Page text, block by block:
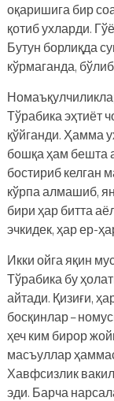
оқаришига бир
қотиб ухларди.
Бутун борлиқда
кўрмаганда,
Тўрабика эҳтиёт
қўйганди. Ҳамма
бошқа ҳам бешта
бостириб келган
кўрпа алмашиб,
бири ҳар битта
эчкидек, ҳар ер-
Икки ойга яқин
Тўрабика бу
айтади. Қизиғи,
босқинлар –
ҳеч ким бирор
масъуллар
Хавфсизлик
эди. Барча